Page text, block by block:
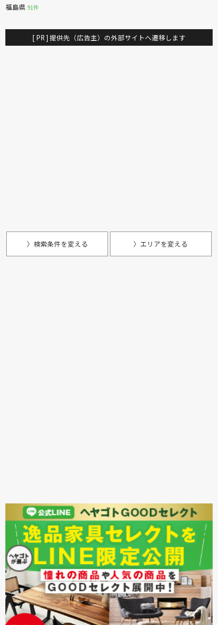
福島県 91件
[ PR ] 提供先（広告主）の外部サイトへ遷移します
〉検索条件を変える 〉エリアを変える